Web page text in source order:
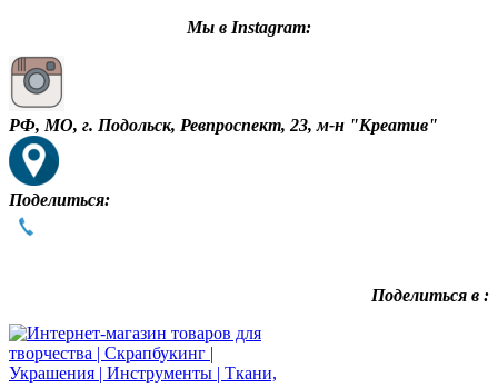
Мы в Instagram:
РФ, МО, г. Подольск, Ревпроспект, 23, м-н "Креатив"
Поделиться:
Поделиться в :